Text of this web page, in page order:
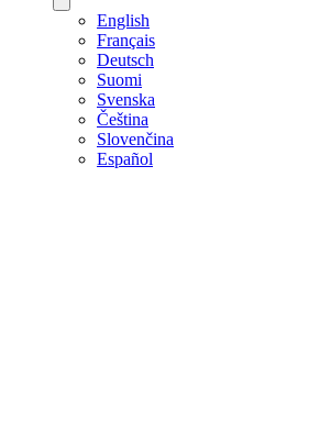
English
Français
Deutsch
Suomi
Svenska
Čeština
Slovenčina
Español